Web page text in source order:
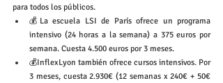
para todos los públicos.
💰La escuela LSI de París ofrece un programa
intensivo (24 horas a la semana) a 375 euros por
semana. Cuesta 4.500 euros por 3 meses.
💰InflexLyon también ofrece cursos intensivos. Por
3 meses, cuesta 2.930€ (12 semanas x 240€ + 50€